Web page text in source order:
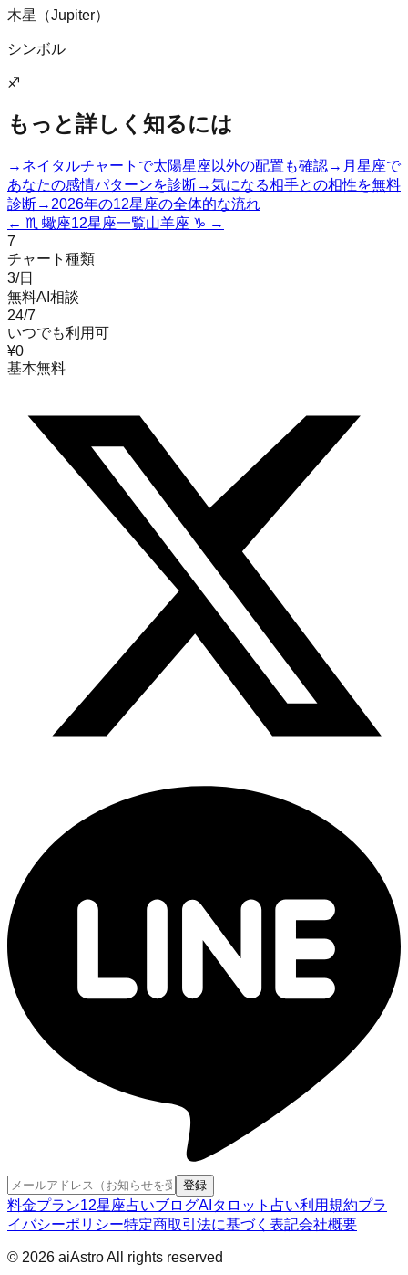
木星（Jupiter）
シンボル
♐
もっと詳しく知るには
→ ネイタルチャートで太陽星座以外の配置も確認→ 月星座で
あなたの感情パターンを診断→気になる相手との相性を無料
診断→ 2026年の12星座の全体的な流れ
← ♏ 蠍座12星座一覧山羊座 ♑ →
7
チャート種類
3/日
無料AI相談
24/7
いつでも利用可
¥0
基本無料
登録
料金プラン12星座占いブログAIタロット占い利用規約プラ
イバシーポリシー特定商取引法に基づく表記会社概要
© 2026 aiAstro All rights reserved